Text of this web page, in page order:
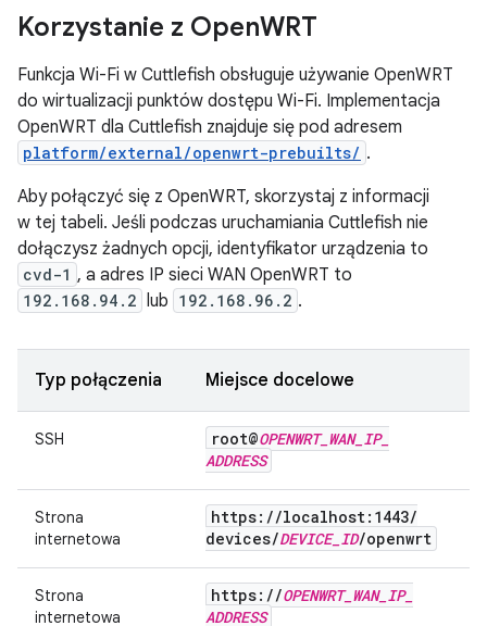
Korzystanie z OpenWRT
Funkcja Wi-Fi w Cuttlefish obsługuje używanie OpenWRT
do wirtualizacji punktów dostępu Wi-Fi. Implementacja
OpenWRT dla Cuttlefish znajduje się pod adresem
platform/external/openwrt-prebuilts/ .
Aby połączyć się z OpenWRT, skorzystaj z informacji
w tej tabeli. Jeśli podczas uruchamiania Cuttlefish nie
dołączysz żadnych opcji, identyfikator urządzenia to
cvd-1 , a adres IP sieci WAN OpenWRT to
192.168.94.2 lub 192.168.96.2 .
Typ połączenia Miejsce docelowe
SSH root@OPENWRT_ WAN_ IP_
ADDRESS
Strona
internetowa
https: //localhost:1443/
devices/DEVICE_ ID/openwrt
Strona
internetowa
https: //OPENWRT_ WAN_ IP_
ADDRESS